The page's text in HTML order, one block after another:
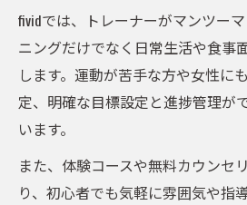
ポート
ケガを防ぐためのパー
ント
パーソナルジムで身に
トレーニング挫折しないた
パーソナルジムで挫折
fividでは、トレーナーがマンツー
ニングだけでなく日常生活や食事
します。運動が苦手な方や女性に
定、明確な目標設定と進捗管理が
います。
また、体験コースや無料カウンセ
り、初心者でも気軽に雰囲気や指